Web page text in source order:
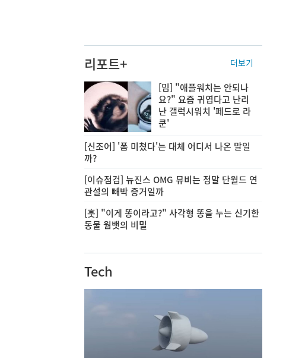
리포트+ 더보기
[밈] "애플워치는 안되나
요?" 요즘 귀엽다고 난리
난 갤럭시워치 '페드로 라
쿤'
[신조어] '폼 미쳤다'는 대체 어디서 나온 말일
까?
[이슈점검] 뉴진스 OMG 뮤비는 정말 단월드 연
관설의 빼박 증거일까
[훗] "이게 똥이라고?" 사각형 똥을 누는 신기한
동물 웜뱃의 비밀
Tech